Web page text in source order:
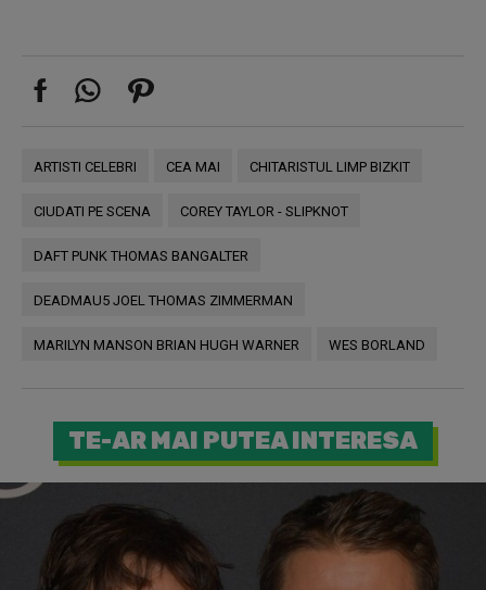
ARTISTI CELEBRI CEA MAI CHITARISTUL LIMP BIZKIT
CIUDATI PE SCENA COREY TAYLOR - SLIPKNOT
DAFT PUNK THOMAS BANGALTER
DEADMAU5 JOEL THOMAS ZIMMERMAN
MARILYN MANSON BRIAN HUGH WARNER WES BORLAND
TE-AR MAI PUTEA INTERESA